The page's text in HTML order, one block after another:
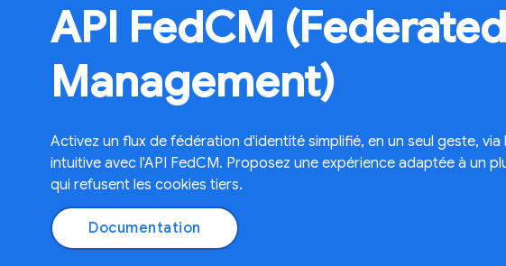
API FedCM
Management)
Activez un flux de fédération d'identité simplifié, en un seul geste,
intuitive avec l'API FedCM. Proposez une expérience adaptée à un
qui refusent les cookies tiers.
Documentation